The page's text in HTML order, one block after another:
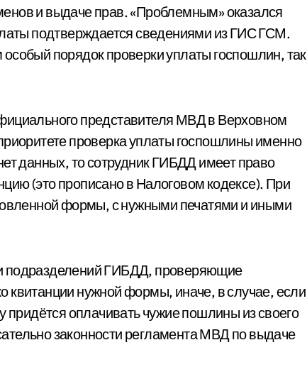
и выдаче прав. «Проблемным» оказался
подтверждается сведениями из ГИС ГСМ.
порядок проверки уплаты госпошлин, так
представителя МВД в Верховном
проверка уплаты госпошлины именно
данных, то сотрудник ГИБДД имеет право
(это прописано в Налоговом кодексе). При
формы, с нужными печатями и иными
подразделений ГИБДД, проверяющие
квитанции нужной формы, иначе, в случае, если
оплачивать чужие пошлины из своего
законности регламента МВД по выдаче